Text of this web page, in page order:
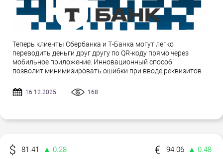
Теперь клиенты Сбербанка и Т-Банка могут легко
переводить деньги друг другу по QR-коду прямо через
мобильное приложение. Инновационный способ
позволит минимизировать ошибки при вводе реквизитов
16.12.2025 168
81.41 ▲ 0.28 94.06
▲ 0.48